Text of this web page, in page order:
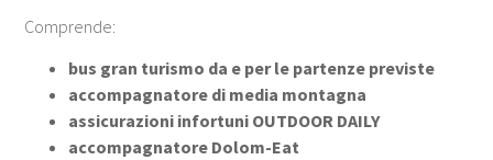
Comprende:
bus gran turismo da e per le partenze previste
accompagnatore di media montagna
assicurazioni infortuni OUTDOOR DAILY
accompagnatore Dolom-Eat